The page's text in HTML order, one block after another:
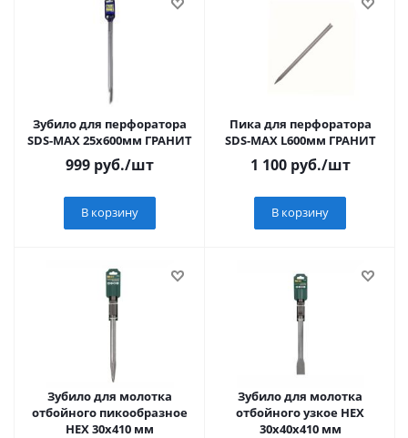
Зубило для перфоратора
SDS-MAX 25х600мм ГРАНИТ
999 руб./шт
В корзину
Пика для перфоратора
SDS-МАХ L600мм ГРАНИТ
1 100руб./шт
В корзину
Зубило для молотка
отбойного пикообразное
НЕХ 30х410 мм
Зубило для молотка
отбойного узкое НЕХ
30х40х410 мм